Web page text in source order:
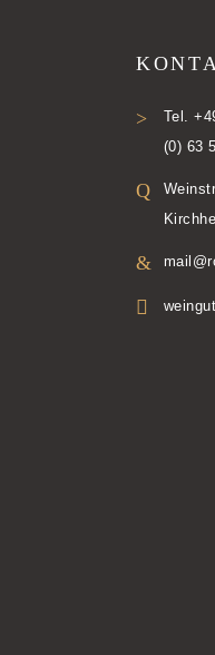
Tel.
(0) 63